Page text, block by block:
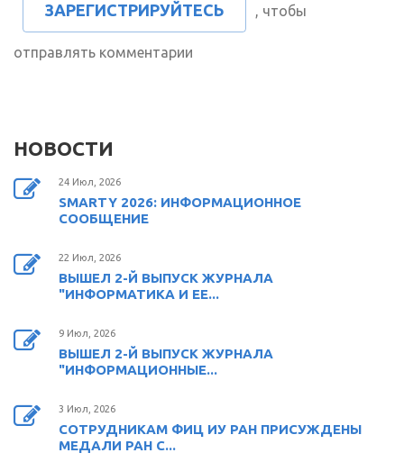
ЗАРЕГИСТРИРУЙТЕСЬ , чтобы
отправлять комментарии
НОВОСТИ
24 Июл, 2026
SMARTY 2026: ИНФОРМАЦИОННОЕ
СООБЩЕНИЕ
22 Июл, 2026
ВЫШЕЛ 2-Й ВЫПУСК ЖУРНАЛА
"ИНФОРМАТИКА И ЕЕ...
9 Июл, 2026
ВЫШЕЛ 2-Й ВЫПУСК ЖУРНАЛА
"ИНФОРМАЦИОННЫЕ...
3 Июл, 2026
СОТРУДНИКАМ ФИЦ ИУ РАН ПРИСУЖДЕНЫ
МЕДАЛИ РАН С...